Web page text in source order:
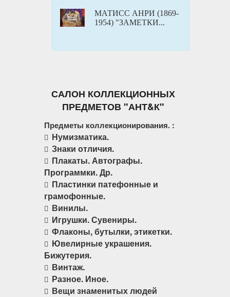
САЛОН КОЛЛЕКЦИОННЫХ
ПРЕДМЕТОВ "АНТ&К"
Предметы коллекционирования. :
Нумизматика.
Знаки отличия.
Плакаты. Автографы.
Программки. Др.
Пластинки патефонные и
грамофонные.
Винилы.
Игрушки. Сувениры.
Флаконы, бутылки, этикетки.
Ювелирные украшения.
Бижутерия.
Винтаж.
Разное. Иное.
Вещи знаменитых людей
МАТИСС АНРИ (1869-
1954) "ЗАМЕТКИ...